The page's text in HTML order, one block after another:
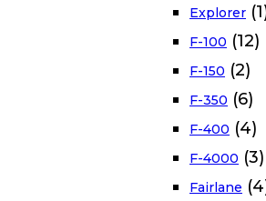
Explorer
F-100 (12)
F-150 (2)
F-350 (6)
F-400 (4)
F-4000 (3)
Fairlane